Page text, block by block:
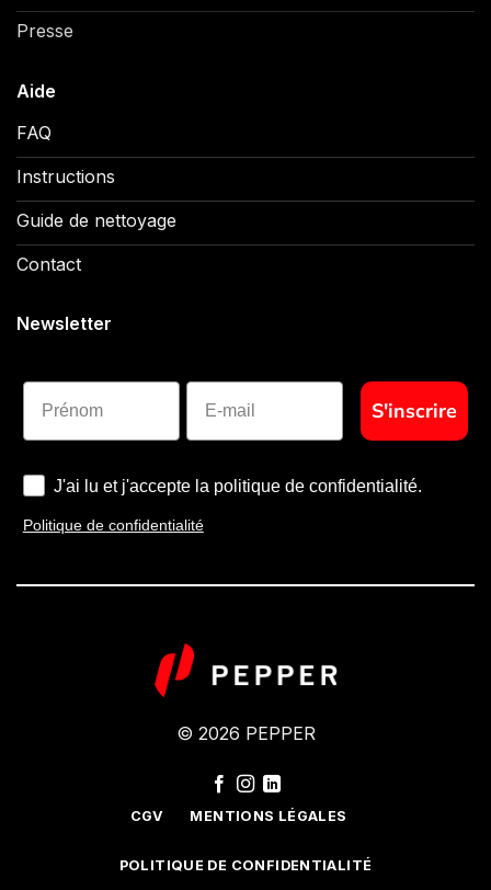
Presse
Aide
FAQ
Instructions
Guide de nettoyage
Contact
Newsletter
Prénom
S'inscrire
J'ai lu et j'accepte la politique de confidentialité.
Politique de confidentialité
© 2026 PEPPER
CGV MENTIONS LÉGALES
POLITIQUE DE CONFIDENTIALITÉ